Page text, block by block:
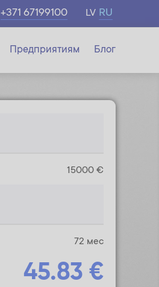
+371 67199100 RU
LV
Предприятиям Блог
15000 €
72 мес
45.83 €